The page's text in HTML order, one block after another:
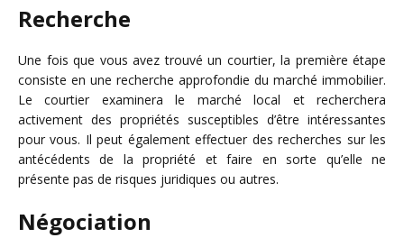
Recherche
Une fois que vous avez trouvé un courtier, la première étape
consiste en une recherche approfondie du marché immobilier.
Le courtier examinera le marché local et recherchera
activement des propriétés susceptibles d’être intéressantes
pour vous. Il peut également effectuer des recherches sur les
antécédents de la propriété et faire en sorte qu’elle ne
présente pas de risques juridiques ou autres.
Négociation